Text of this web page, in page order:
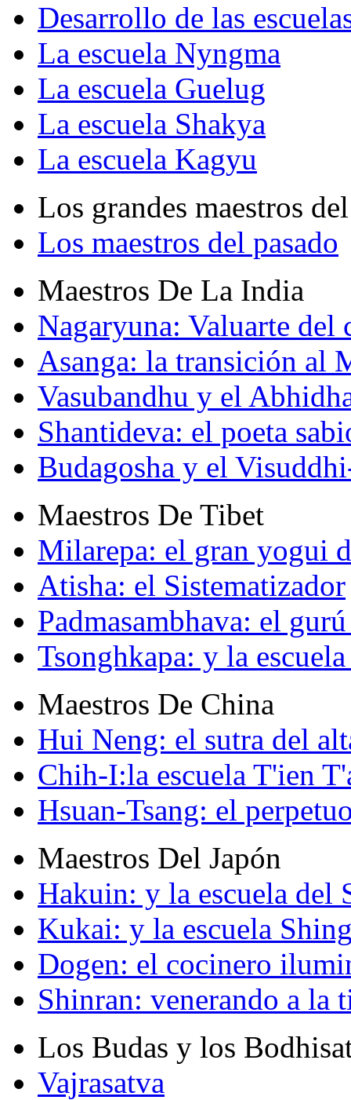
Desarrollo de las
La escuela Nyngma
La escuela Guelug
La escuela Shakya
La escuela Kagyu
Los grandes maestros
Los maestros del pasado
Maestros De La India
Nagaryuna: Valuarte del
Asanga: la transición al
Vasubandhu y el
Shantideva: el poeta
Budagosha y el
Maestros De Tibet
Milarepa: el gran yogui
Atisha: el Sistematizador
Padmasambhava: el
Tsonghkapa: y la
Maestros De China
Hui Neng: el sutra del
Chih-I:la escuela T'ien
Hsuan-Tsang: el
Maestros Del Japón
Hakuin: y la escuela del
Kukai: y la escuela
Dogen: el cocinero
Shinran: venerando a la
Los Budas y los
Vajrasatva